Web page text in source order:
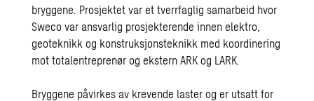
bryggene. Prosjektet var et tverrfaglig samarbeid hvor
Sweco var ansvarlig prosjekterende innen elektro,
geoteknikk og konstruksjonsteknikk med koordinering
mot totalentreprenør og ekstern ARK og LARK.
Bryggene påvirkes av krevende laster og er utsatt for